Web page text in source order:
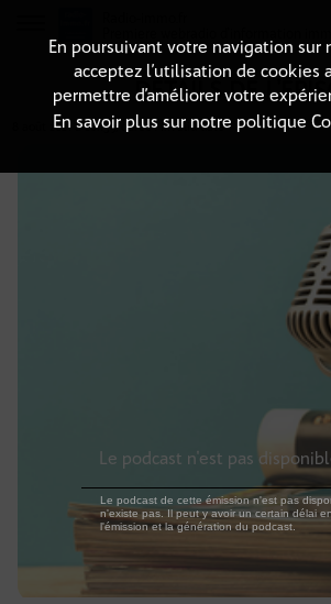
DÉTAILS DE
8 août 2021 à 20h59, durée : Invalid date
En poursuivant votre navigation sur
acceptez l’utilisation de cookies
permettre d’améliorer votre
En savoir plus sur notre politique
Le podcast n'est pas
Le podcast de cette émission n'est pas
n'existe pas. Il peut y avoir un certain délai
l'émission et la génération du podcast.